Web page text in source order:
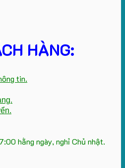
HÀNG:
tin.
hằng ngày, nghỉ Chủ nhật.